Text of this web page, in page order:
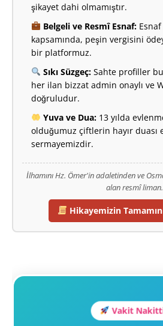
şikayet dahi olmamıştır.
Belgeli ve Resmî Esnaf:Esnaf
kapsamında, peşin vergisini
bir platformuz.
Sıkı Süzgeç:Sahte profiller
her ilan bizzat admin onaylı ve
doğruludur.
Yuva ve Dua:13 yılda
olduğumuz çiftlerin hayır duası
sermayemizdir.
İlhamını Hz. Ömer'in adaletinden ve
alan resmî liman.
Hikayemizin
Vakit